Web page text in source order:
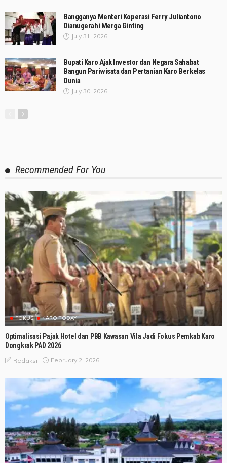
Bangganya Menteri Koperasi Ferry Juliantono
Dianugerahi Merga Ginting
July 31, 2026
Bupati Karo Ajak Investor dan Negara Sahabat
Bangun Pariwisata dan Pertanian Karo Berkelas
Dunia
July 30, 2026
Recommended For You
FOKUS KARO TODAY
Optimalisasi Pajak Hotel dan PBB Kawasan Vila Jadi Fokus Pemkab Karo
Dongkrak PAD 2026
Redaksi February 2, 2026